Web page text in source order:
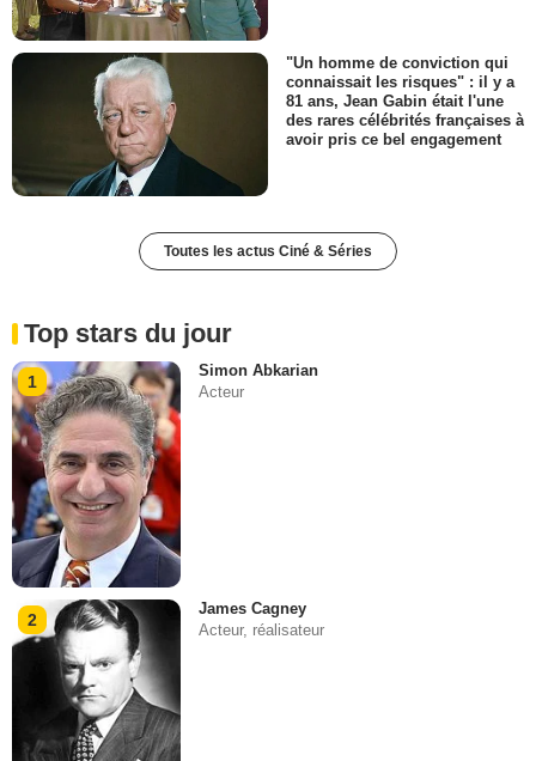
"Un homme de conviction qui
connaissait les risques" : il y a
81 ans, Jean Gabin était l'une
des rares célébrités françaises à
avoir pris ce bel engagement
Toutes les actus Ciné & Séries
Top stars du jour
1
Simon Abkarian
Acteur
2
James Cagney
Acteur, réalisateur